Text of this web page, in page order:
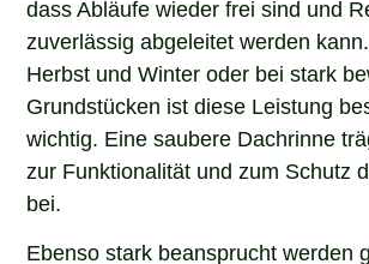
dass Abläufe wieder frei sind und
zuverlässig abgeleitet werden
Herbst und Winter oder bei stark
Grundstücken ist diese Leistung
wichtig. Eine saubere Dachrinne
zur Funktionalität und zum Schutz
bei.
Ebenso stark beansprucht werden